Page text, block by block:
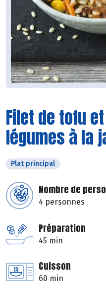
Filet de tofu
légumes à la
Plat principal
Nombre de
4 personnes
Préparation
45 min
Cuisson
60 min